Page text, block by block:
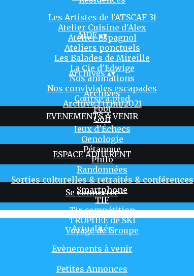
Les Artistes de l'ATSCAF 31
Atelier Cuisine d'Alex
Atelier Espagnol
Ateliers ponctuels
Les Balades de Mireille
La Cie d'Edwige
Nos animations
Nos conviviales escapades
Course à pied
Foot
Golf
Jeux d'Échecs
Oenologie
Pétanque
Philo
Randonnées
Sorties culturelles & retraités & conférences
Smartphone
TIF
Tir compétition
TROPHÉE de SKI
Voyage de Groupe
AIDE▴▾
Archives▴▾
Archives
Archive 1 trim/2021
EVENEMENTS A VENIR
ESPACE ADHERENT
Se connecter
Actualités
Evènements à venir
Petites Annonces